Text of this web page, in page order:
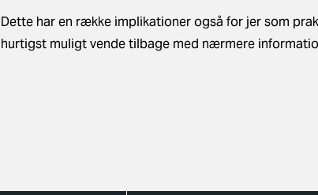
Dette har en række implikationer også for jer som
hurtigst muligt vende tilbage med nærmere